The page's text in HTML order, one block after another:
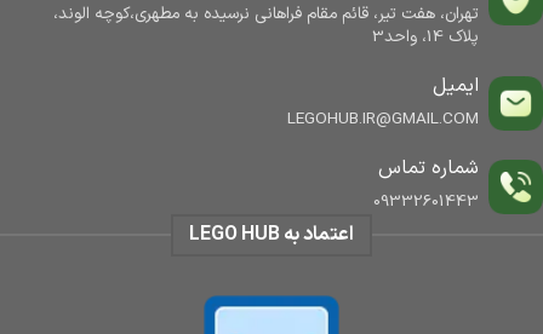
تهران، هفت تیر، قائم مقام فراهانی نرسیده به مطهری،کوچه الوند،
پلاک 14، واحد3
ایمیل
LEGOHUB.IR@GMAIL.COM
شماره تماس
09332601443
اعتماد به LEGO HUB